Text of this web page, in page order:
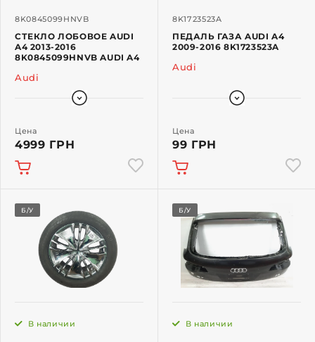
8K0845099HNVB
СТЕКЛО ЛОБОВОЕ AUDI
A4 2013-2016
8K0845099HNVB AUDI A4
Audi
Цена
4999 ГРН
8K1723523A
ПЕДАЛЬ ГАЗА AUDI A4
2009-2016 8K1723523A
Audi
Цена
99 ГРН
Б/У
В наличии
Б/У
В наличии